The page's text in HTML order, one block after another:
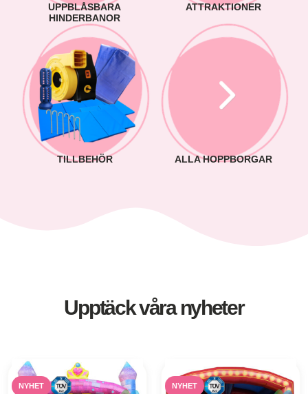
UPPBLÅSBARA
HINDERBANOR
ATTRAKTIONER
TILLBEHÖR ALLA HOPPBORGAR
Upptäck våranyheter
NYHET NYHET